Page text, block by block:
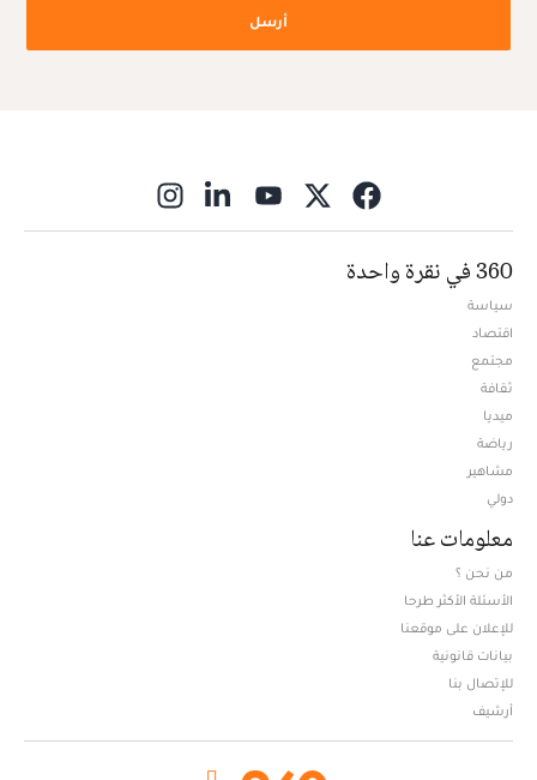
أرسل
360 في نقرة واحدة
سياسة
اقتصاد
مجتمع
ثقافة
ميديا
رياضة
مشاهير
دولي
معلومات عنا
من نحن ؟
الأسئلة الأكثر طرحا
للإعلان على موقعنا
بيانات قانونية
للإتصال بنا
أرشيف